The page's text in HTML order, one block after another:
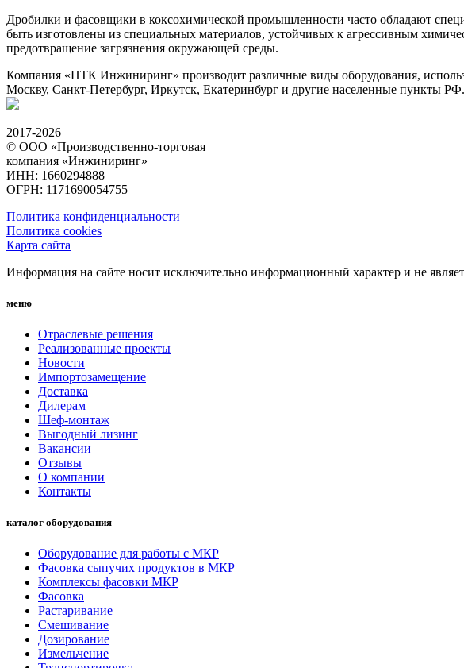
Дробилки и фасовщики в коксохимической промышленности часто обладают
быть изготовлены из специальных материалов, устойчивых к агрессивным
предотвращение загрязнения окружающей среды.
Компания «ПТК Инжиниринг» производит различные виды оборудования,
Москву, Санкт-Петербург, Иркутск, Екатеринбург и другие населенные пункты РФ.
2017-2026
© ООО «Производственно-торговая
компания «Инжиниринг»
ИНН: 1660294888
ОГРН: 1171690054755
Политика конфиденциальности
Политика cookies
Карта сайта
Информация на сайте носит исключительно информационный характер и не
меню
Отраслевые решения
Реализованные проекты
Новости
Импортозамещение
Доставка
Дилерам
Шеф-монтаж
Выгодный лизинг
Вакансии
Отзывы
О компании
Контакты
каталог оборудования
Оборудование для работы с МКР
Фасовка сыпучих продуктов в МКР
Комплексы фасовки МКР
Фасовка
Растаривание
Смешивание
Дозирование
Измельчение